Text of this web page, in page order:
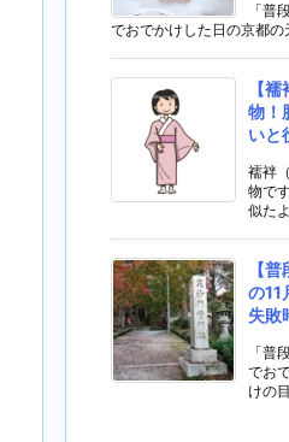
「普
でおでかけした日の京都
【
物！
いと
襦袢
物で
似た
【
の11
失敗
「普
でお
けの